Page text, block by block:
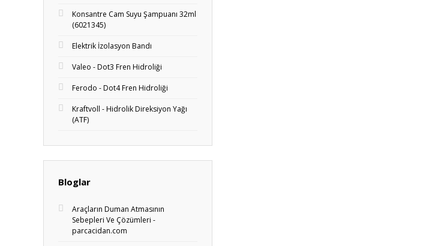
Konsantre Cam Suyu Şampuanı 32ml
(6021345)
Elektrik İzolasyon Bandı
Valeo - Dot3 Fren Hidroliği
Ferodo - Dot4 Fren Hidroliği
Kraftvoll - Hidrolik Direksiyon Yağı
(ATF)
Bloglar
Araçların Duman Atmasının
Sebepleri Ve Çözümleri -
parcacidan.com